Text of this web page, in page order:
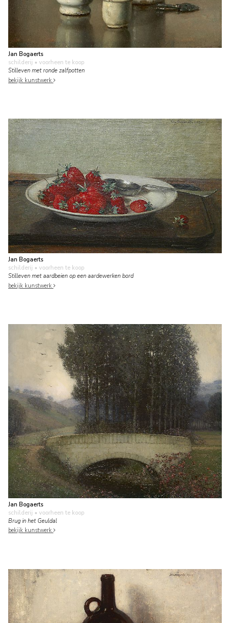
Jan Bogaerts
schilderij • voorheen te koop
Stilleven met ronde zalfpotten
bekijk kunstwerk
Jan Bogaerts
schilderij • voorheen te koop
Stilleven met aardbeien op een aardewerken bord
bekijk kunstwerk
Jan Bogaerts
schilderij • voorheen te koop
Brug in het Geuldal
bekijk kunstwerk